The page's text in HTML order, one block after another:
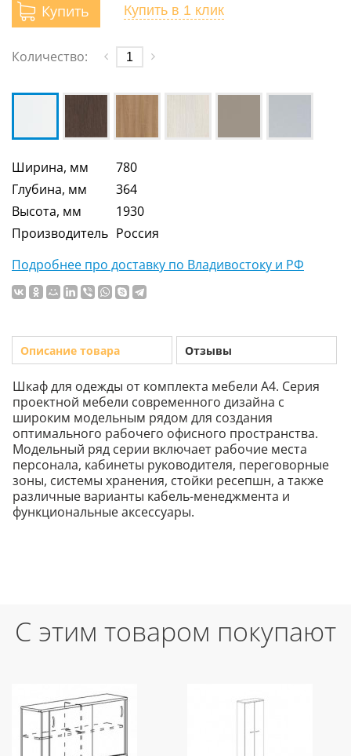
Купить Купить в 1 клик
Количество:
Ширина, мм
780
Глубина, мм
364
Высота, мм
1930
Производитель Россия
Подробнее про доставку по Владивостоку и РФ
Описание товара Отзывы
Шкаф для одежды от комплекта мебели А4. Серия
проектной мебели современного дизайна с
широким модельным рядом для создания
оптимального рабочего офисного пространства.
Модельный ряд серии включает рабочие места
персонала, кабинеты руководителя, переговорные
зоны, системы хранения, стойки ресепшн, а также
различные варианты кабель-менеджмента и
функциональные аксессуары.
С этим товаром покупают